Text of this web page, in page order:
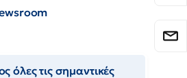
όλες τις σημαντικές